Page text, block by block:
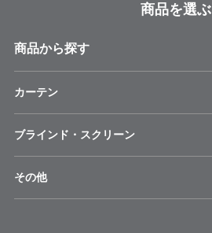
商品を選ぶ
商品から探す
カーテン
ブラインド・スクリーン
その他